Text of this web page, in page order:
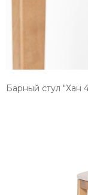
Барный стул "Хан